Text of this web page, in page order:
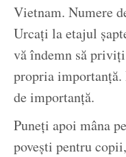
Vietnam. Numere
Urcați la etajul
vă îndemn să
propria
de importanță.
Puneți apoi mâna
povești pentru